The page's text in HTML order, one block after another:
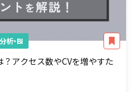
析・BI
アクセス数やCVを増やすた